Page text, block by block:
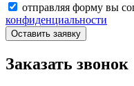
отправляя форму вы
конфиденциальности
Оставить заявку
Заказать звонок